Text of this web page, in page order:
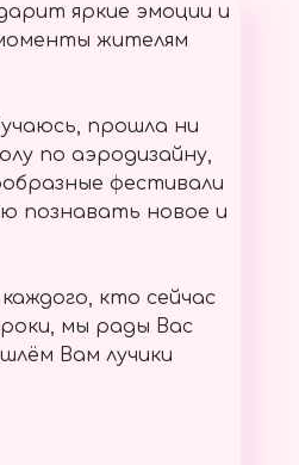
яркие эмоции и
жителям
прошла ни
по аэродизайну,
фестивали
познавать новое и
кто сейчас
мы рады Вас
Вам лучики